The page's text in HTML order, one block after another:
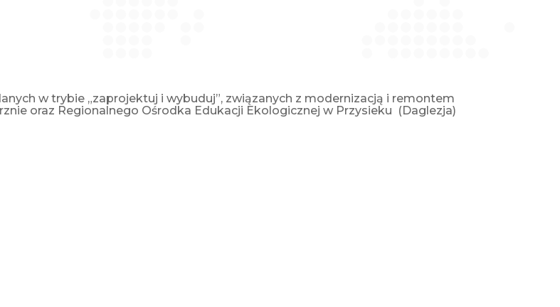
w trybie „zaprojektuj i wybuduj”, związanych z modernizacją i remontem
oraz Regionalnego Ośrodka Edukacji Ekologicznej w Przysieku (Daglezja)